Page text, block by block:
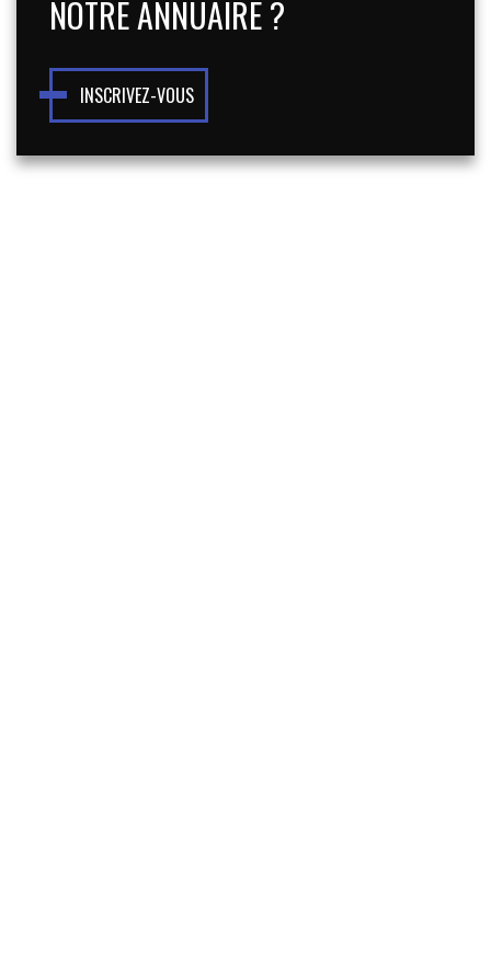
NOTRE ANNUAIRE ?
INSCRIVEZ-VOUS